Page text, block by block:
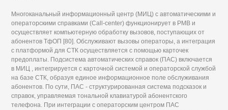
Многоканальный информационный центр (МИЦ) с автоматическими и
операторскими справками (Call-center) функционирует в РМВ и
осуществляет компьютерную обработку вызовов, поступающих от
абонентов ТфОП [80]. Обслуживают вызовы операторы, а интеграция
с платформой для СТК осуществляется с помощью карточек
предоплаты. Подсистема автоматических справок (ПАС) включается
в МИЦ , интегрируется с карточной системой и операторской службой
на базе СТК, образуя единое информационное поле обслуживания
абонентов. По сути, ПАС - структурированная система подсказок и
справок, управляемая тональной клавиатурой абонентского
телефона. При интеграции с операторским центром ПАС